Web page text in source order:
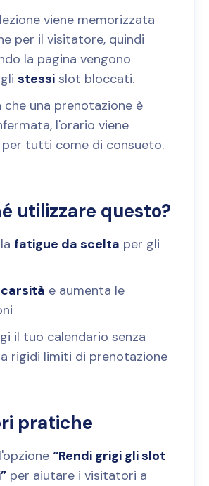
viene memorizzata
per il visitatore, quindi
la pagina vengono
stessi slot bloccati.
che una prenotazione è
l'orario viene
tutti come di consueto.
utilizzare questo?
fatigue da scelta per gli
e aumenta le
il tuo calendario senza
rigidi limiti di prenotazione
pratiche
“Rendi grigi gli slot
per aiutare i visitatori a